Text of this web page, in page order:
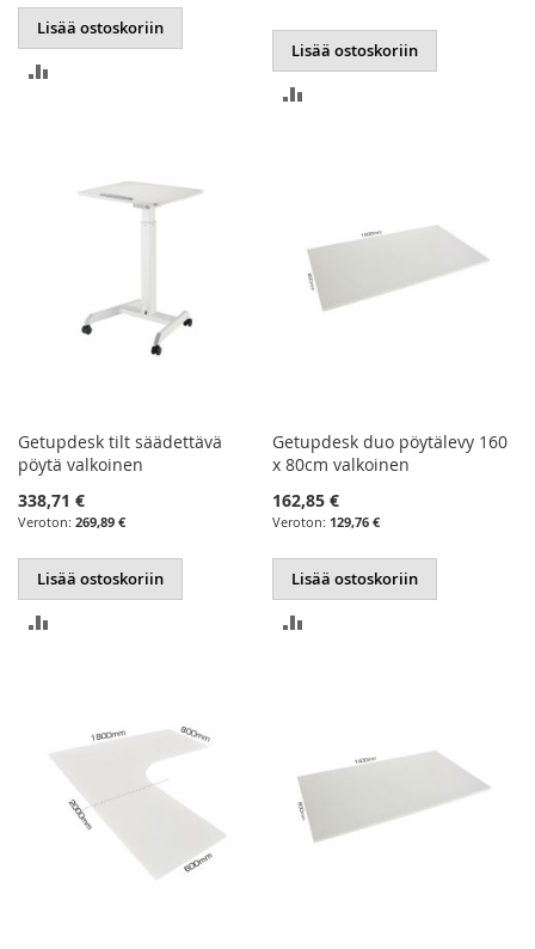
Lisää ostoskoriin
Lisää ostoskoriin
Getupdesk tilt säädettävä
pöytä valkoinen
338,71 €
269,89 €
Lisää ostoskoriin
Getupdesk duo pöytälevy 160
x 80cm valkoinen
162,85 €
129,76 €
Lisää ostoskoriin